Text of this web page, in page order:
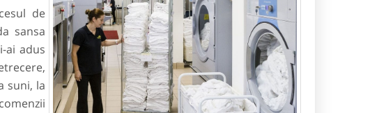
de
sansa
ai adus
suni, la